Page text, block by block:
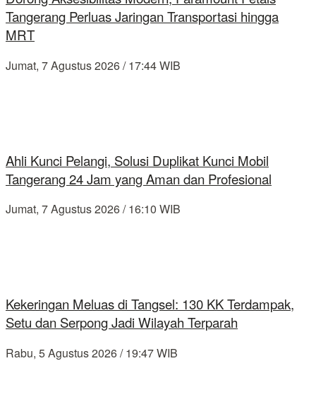
Tangerang Perluas Jaringan Transportasi hingga
MRT
Jumat, 7 Agustus 2026 / 17:44 WIB
Ahli Kunci Pelangi, Solusi Duplikat Kunci Mobil
Tangerang 24 Jam yang Aman dan Profesional
Jumat, 7 Agustus 2026 / 16:10 WIB
Kekeringan Meluas di Tangsel: 130 KK Terdampak,
Setu dan Serpong Jadi Wilayah Terparah
Rabu, 5 Agustus 2026 / 19:47 WIB